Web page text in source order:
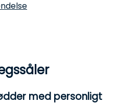
med personligt